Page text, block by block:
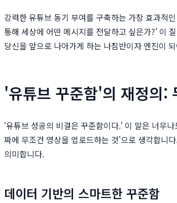
강력한 유튜브 동기 부여를 구축하는 가장 효과적
통해 세상에 어떤 메시지를 전달하고 싶은가?' 이
당신을 앞으로 나아가게 하는 나침반이자 엔진이
'유튜브 꾸준함'의 재정의:
'유튜브 성공의 비결은 꾸준함이다.' 이 말은 너무
짜에 무조건 영상을 업로드하는 것'으로 생각합니
의미합니다.
데이터 기반의 스마트한 꾸준함